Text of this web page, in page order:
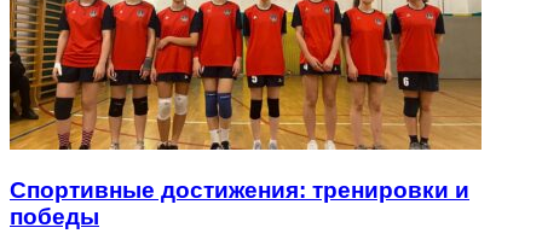
Спортивные достижения: тренировки и
победы